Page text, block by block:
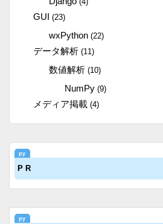
GUI (23)
wxPython (22)
データ解析 (11)
数値解析 (10)
NumPy (9)
メディア掲載 (4)
P R